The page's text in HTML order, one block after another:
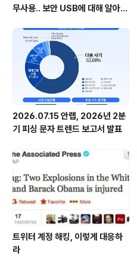
무사용.. 보안 USB에 대해 알아봅
2026.07.15 안랩, 2026년 2분
기 피싱 문자 트렌드 보고서 발표
트위터 계정 해킹, 이렇게 대응하
라